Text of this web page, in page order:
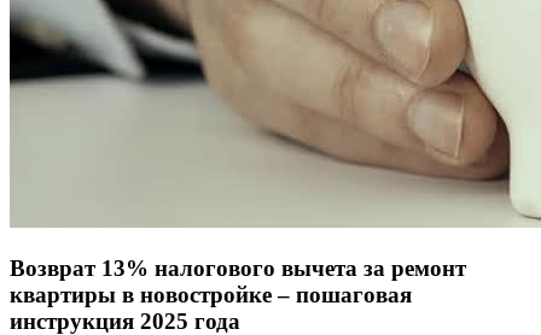
Возврат 13% налогового вычета за ремонт
квартиры в новостройке – пошаговая
инструкция 2025 года